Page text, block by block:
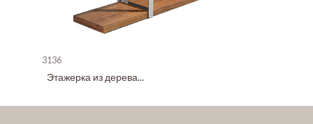
3136
Этажерка из дерева...